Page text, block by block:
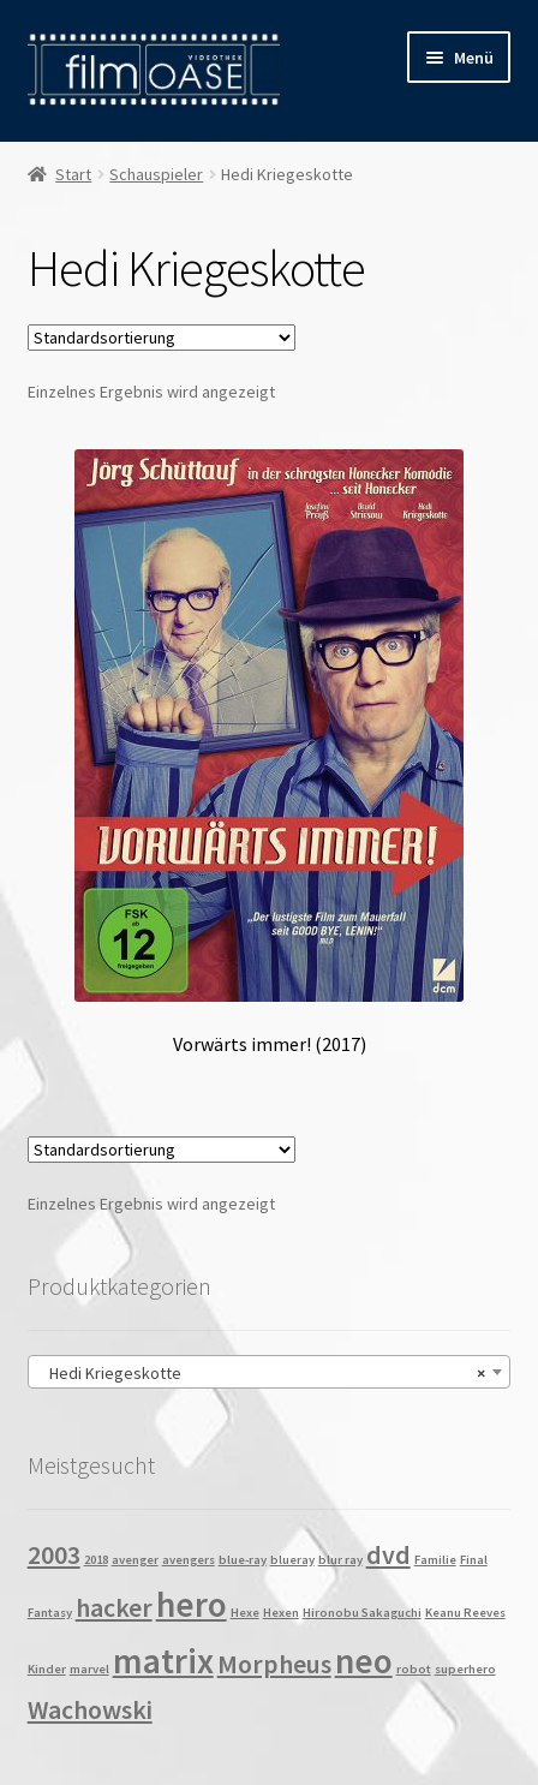
Zur
Navigation
springen
Zum
Inhalt
springen
Menü
Willkommen
Öffnungszeiten
Preise
Kontakt
Start Schauspieler Hedi Kriegeskotte
Hedi Kriegeskotte
Einzelnes Ergebnis wird angezeigt
Vorwärts immer! (2017)
Einzelnes Ergebnis wird angezeigt
Produktkategorien
×
Hedi Kriegeskotte
Meistgesucht
2003 2018 avenger avengers blue-ray blueray blur ray dvd Familie Final
Fantasy hackerhero Hexe Hexen Hironobu Sakaguchi Keanu Reeves
Kinder marvel matrixMorpheusneo robot superhero
Wachowski